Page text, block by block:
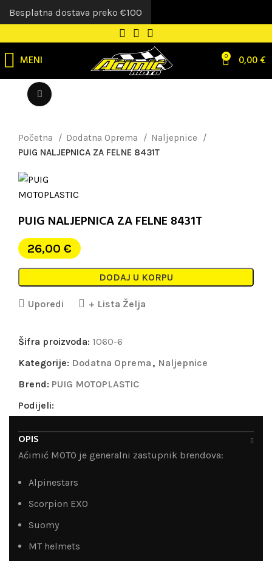
MENI 0 0,00€
Početna Dodatna Oprema
Naljepnice
PUIG NALJEPNICA ZA FELNE 8431T
PUIG NALJEPNICA ZA FELNE 8431T
26,00 €
DODAJ U KORPU
Uporedi + Lista Želja
Šifra proizvoda: 1060-6
Kategorije: Dodatna Oprema , Naljepnice
Brend: PUIG MOTOPLASTIC
Podijeli:
OPIS
Aćimić MOTO je generalni zastupnik brendova:
Alpinestars
Scorpion EXO
Suomy
MT helmets
Besplatna dostava preko €100